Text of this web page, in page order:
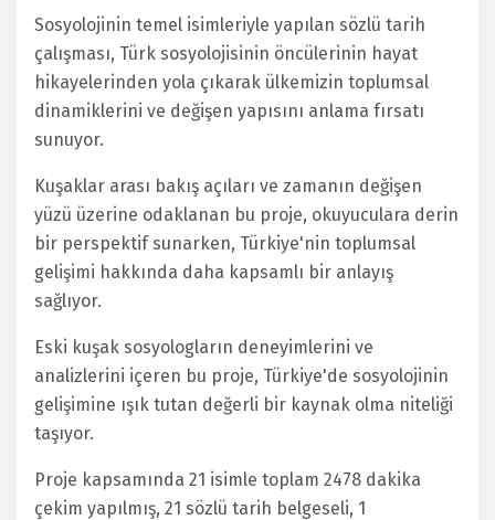
Sosyolojinin temel isimleriyle yapılan sözlü tarih
çalışması, Türk sosyolojisinin öncülerinin hayat
hikayelerinden yola çıkarak ülkemizin toplumsal
dinamiklerini ve değişen yapısını anlama fırsatı
sunuyor.
Kuşaklar arası bakış açıları ve zamanın değişen
yüzü üzerine odaklanan bu proje, okuyuculara derin
bir perspektif sunarken, Türkiye'nin toplumsal
gelişimi hakkında daha kapsamlı bir anlayış
sağlıyor.
Eski kuşak sosyologların deneyimlerini ve
analizlerini içeren bu proje, Türkiye'de sosyolojinin
gelişimine ışık tutan değerli bir kaynak olma niteliği
taşıyor.
Proje kapsamında 21 isimle toplam 2478 dakika
çekim yapılmış, 21 sözlü tarih belgeseli, 1